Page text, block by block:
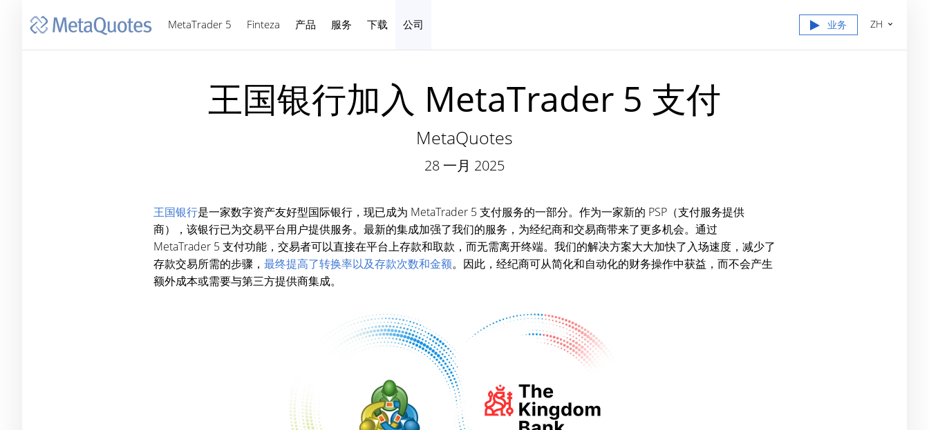
MetaTrader 5 Finteza 产品 服务 下载 公司 业务 ZH
王国银行加入 MetaTrader 5 支付
MetaQuotes
28 一月 2025
王国银行是一家数字资产友好型国际银行，现已成为 MetaTrader 5 支付服务的一部分。作为一家新的 PSP（支付服务提供
商），该银行已为交易平台用户提供服务。最新的集成加强了我们的服务，为经纪商和交易商带来了更多机会。通过
MetaTrader 5 支付功能，交易者可以直接在平台上存款和取款，而无需离开终端。我们的解决方案大大加快了入场速度，减少了
存款交易所需的步骤， 最终提高了转换率以及存款次数和金额。因此，经纪商可从简化和自动化的财务操作中获益，而不会产生
额外成本或需要与第三方提供商集成。